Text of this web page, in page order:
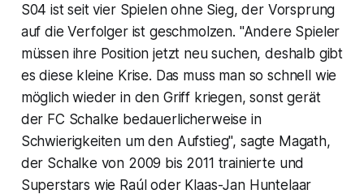
S04 ist seit vier Spielen ohne Sieg, der Vorsprung
auf die Verfolger ist geschmolzen. "Andere Spieler
müssen ihre Position jetzt neu suchen, deshalb gibt
es diese kleine Krise. Das muss man so schnell wie
möglich wieder in den Griff kriegen, sonst gerät
der FC Schalke bedauerlicherweise in
Schwierigkeiten um den Aufstieg", sagte Magath,
der Schalke von 2009 bis 2011 trainierte und
Superstars wie Raúl oder Klaas-Jan Huntelaar